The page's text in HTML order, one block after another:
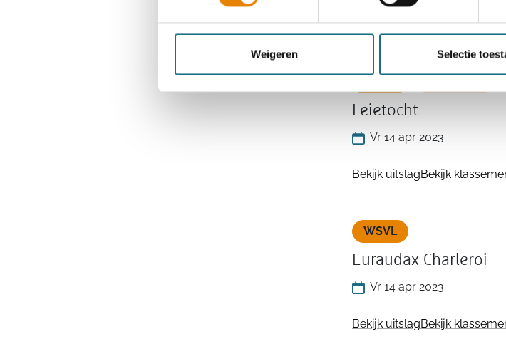
Weigeren Selectie
Bekijk uitslagBekijk
Leietocht
Vr 14 apr 2023
Bekijk uitslagBekijk
WSVL
Euraudax Charleroi
Vr 14 apr 2023
Bekijk uitslagBekijk